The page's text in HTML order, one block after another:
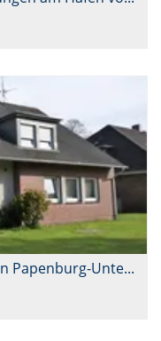
Verkauf eines 2-Familienhauses in Papenburg-Untenende